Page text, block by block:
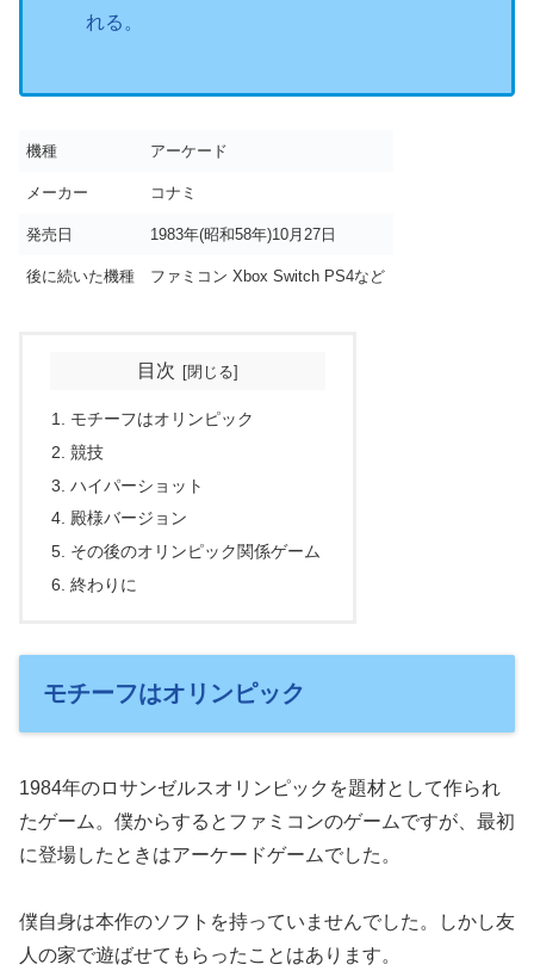
れる。
機種 アーケード
メーカー コナミ
発売日 1983年(昭和58年)10月27日
後に続いた機種 ファミコン Xbox Switch PS4など
目次
モチーフはオリンピック
競技
ハイパーショット
殿様バージョン
その後のオリンピック関係ゲーム
終わりに
モチーフはオリンピック
1984年のロサンゼルスオリンピックを題材として作られ
たゲーム。僕からするとファミコンのゲームですが、最初
に登場したときはアーケードゲームでした。
僕自身は本作のソフトを持っていませんでした。しかし友
人の家で遊ばせてもらったことはあります。